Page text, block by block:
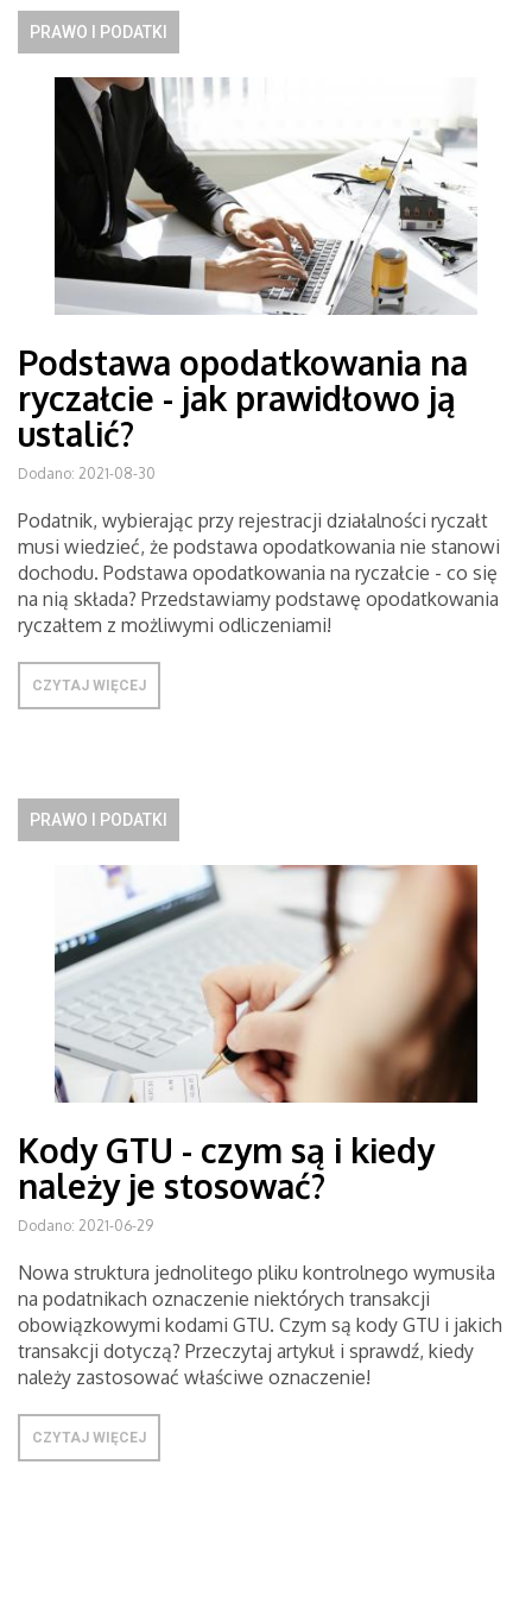
PRAWO I PODATKI
Podstawa opodatkowania na
ryczałcie - jak prawidłowo ją
ustalić?
Dodano: 2021-08-30
Podatnik, wybierając przy rejestracji działalności ryczałt
musi wiedzieć, że podstawa opodatkowania nie stanowi
dochodu. Podstawa opodatkowania na ryczałcie - co się
na nią składa? Przedstawiamy podstawę opodatkowania
ryczałtem z możliwymi odliczeniami!
CZYTAJ WIĘCEJ
PRAWO I PODATKI
Kody GTU - czym są i kiedy
należy je stosować?
Dodano: 2021-06-29
Nowa struktura jednolitego pliku kontrolnego wymusiła
na podatnikach oznaczenie niektórych transakcji
obowiązkowymi kodami GTU. Czym są kody GTU i jakich
transakcji dotyczą? Przeczytaj artykuł i sprawdź, kiedy
należy zastosować właściwe oznaczenie!
CZYTAJ WIĘCEJ